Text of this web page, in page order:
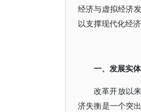
经济与虚拟经济
以支撑现代化经济
一、发展实
改革开放以
济失衡是一个突